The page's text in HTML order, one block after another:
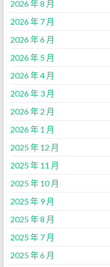
2026 年 8 月
2026 年 7 月
2026 年 6 月
2026 年 5 月
2026 年 4 月
2026 年 3 月
2026 年 2 月
2026 年 1 月
2025 年 12 月
2025 年 11 月
2025 年 10 月
2025 年 9 月
2025 年 8 月
2025 年 7 月
2025 年 6 月